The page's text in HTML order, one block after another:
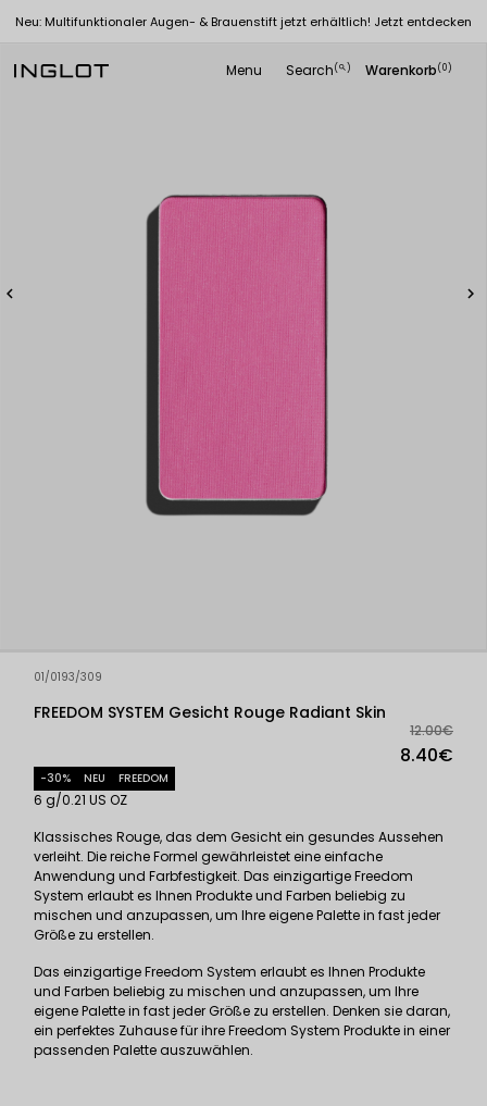
Neu: Multifunktionaler Augen- & Brauenstift jetzt erhältlich! Jetzt entdecken
Menu Search(
search ) Warenkorb(0)
 
01/0193/309
FREEDOM SYSTEM Gesicht Rouge Radiant Skin
12.00€
8.40€
-30% NEU FREEDOM
6 g/0.21 US OZ
Klassisches Rouge, das dem Gesicht ein gesundes Aussehen
verleiht. Die reiche Formel gewährleistet eine einfache
Anwendung und Farbfestigkeit. Das einzigartige Freedom
System erlaubt es Ihnen Produkte und Farben beliebig zu
mischen und anzupassen, um Ihre eigene Palette in fast jeder
Größe zu erstellen.
Das einzigartige Freedom System erlaubt es Ihnen Produkte
und Farben beliebig zu mischen und anzupassen, um Ihre
eigene Palette in fast jeder Größe zu erstellen. Denken sie daran,
ein perfektes Zuhause für ihre Freedom System Produkte in einer
passenden Palette auszuwählen.